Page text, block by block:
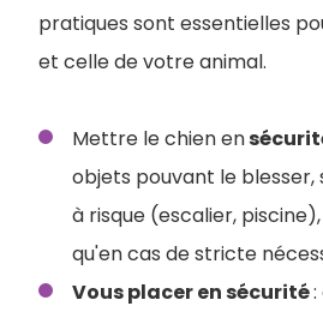
pratiques sont essentielles
et celle de votre animal.
Mettre le chien en
objets pouvant le blesser,
à risque (escalier,
qu'en cas de stricte
Vous placer en sécurité